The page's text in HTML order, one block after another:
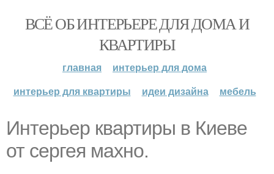
ВСЁ ОБ ИНТЕРЬЕРЕ ДЛЯ ДОМА И
КВАРТИРЫ
главная
интерьер для дома
интерьер для квартиры
идеи дизайна мебель
Интерьер квартиры в Киеве
от сергея махно.